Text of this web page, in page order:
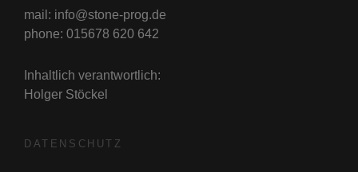
mail: info@stone-prog.de
phone: 015678 620 642
Inhaltlich verantwortlich:
Holger Stöckel
DATENSCHUTZ